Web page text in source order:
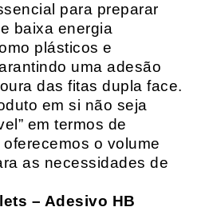
para preparar
baixa energia
plásticos e
uma adesão
das fitas dupla face.
em si não seja
em termos de
o volume
as necessidades de
– Adesivo HB